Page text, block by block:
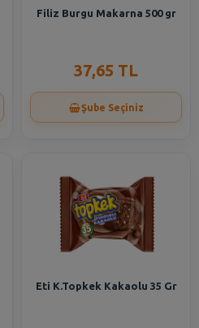
Filiz Burgu Makarna 500 gr
37,65 TL
Şube Seçiniz
Eti K.Topkek Kakaolu 35 Gr